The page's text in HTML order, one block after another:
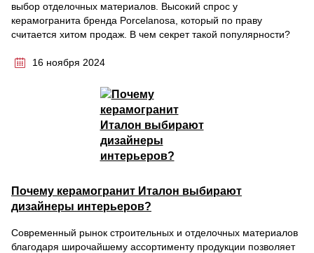
выбор отделочных материалов. Высокий спрос у
керамогранита бренда Porcelanosa, который по праву
считается хитом продаж. В чем секрет такой популярности?
16 ноября 2024
Почему керамогранит Италон выбирают
дизайнеры интерьеров?
Современный рынок строительных и отделочных материалов
благодаря широчайшему ассортименту продукции позволяет